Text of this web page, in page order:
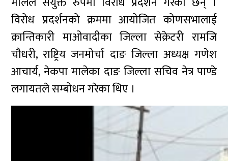
विरोध प्रदर्शनको क्रममा आयोजित कोणसभालाई
क्रान्तिकारी माओवादीका जिल्ला सेक्रेटरी रामजि
चौधरी, राष्ट्रिय जनमोर्चा दाङ जिल्ला अध्यक्ष गणेश
आचार्य, नेकपा मालेका दाङ जिल्ला सचिव नेत्र पाण्डे
लगायतले सम्बोधन गरेका थिए ।